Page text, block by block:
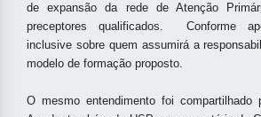
de expansão da rede de Atenção
preceptores qualificados. Conforme
inclusive sobre quem assumirá a
modelo de formação proposto.
O mesmo entendimento foi compartilhado